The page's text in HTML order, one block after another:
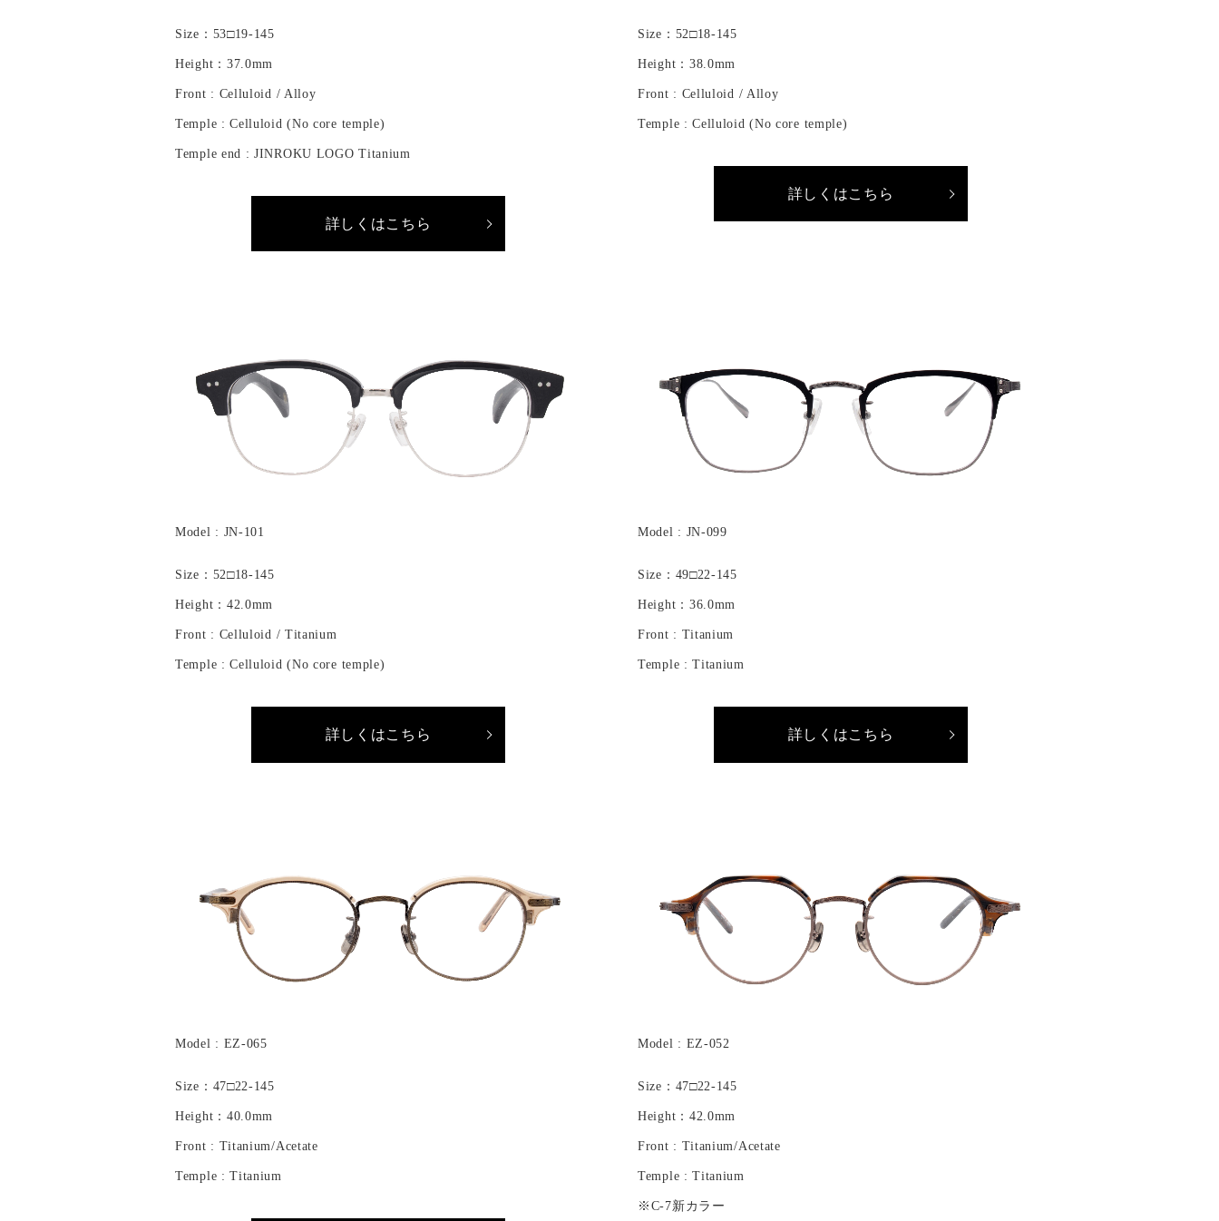
Size：53□19-145
Height：37.0mm
Front : Celluloid / Alloy
Temple : Celluloid (No core temple)
Temple end : JINROKU LOGO Titanium
詳しくはこちら
Size：52□18-145
Height：38.0mm
Front : Celluloid / Alloy
Temple : Celluloid (No core temple)
詳しくはこちら
Model : JN-101
Size：52□18-145
Height：42.0mm
Front : Celluloid / Titanium
Temple : Celluloid (No core temple)
詳しくはこちら
Model : JN-099
Size：49□22-145
Height：36.0mm
Front : Titanium
Temple : Titanium
詳しくはこちら
Model : EZ-065
Size：47□22-145
Height：40.0mm
Front : Titanium/Acetate
Temple : Titanium
Model : EZ-052
Size：47□22-145
Height：42.0mm
Front : Titanium/Acetate
Temple : Titanium
※C-7新カラー